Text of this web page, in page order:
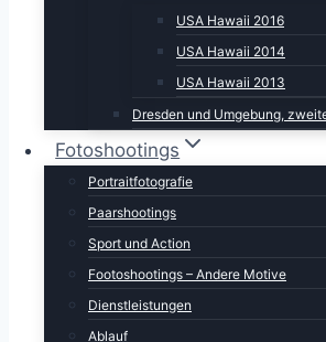
USA Hawaii 2016
USA Hawaii 2014
USA Hawaii 2013
Dresden und Umgebung,
Fotoshootings
Portraitfotografie
Paarshootings
Sport und Action
Footoshootings – Andere Motive
Dienstleistungen
Ablauf